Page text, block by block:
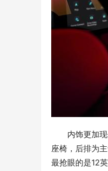
内饰更加
座椅，后排为
最抢眼的是12